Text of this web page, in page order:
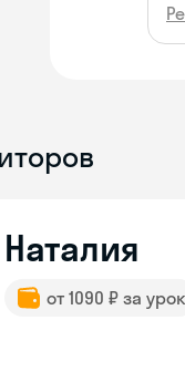
Наталия
от 1090 ₽ за урок